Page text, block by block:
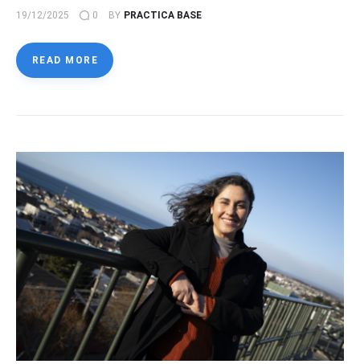
19/12/2025 0 BY PRACTICA BASE
READ MORE